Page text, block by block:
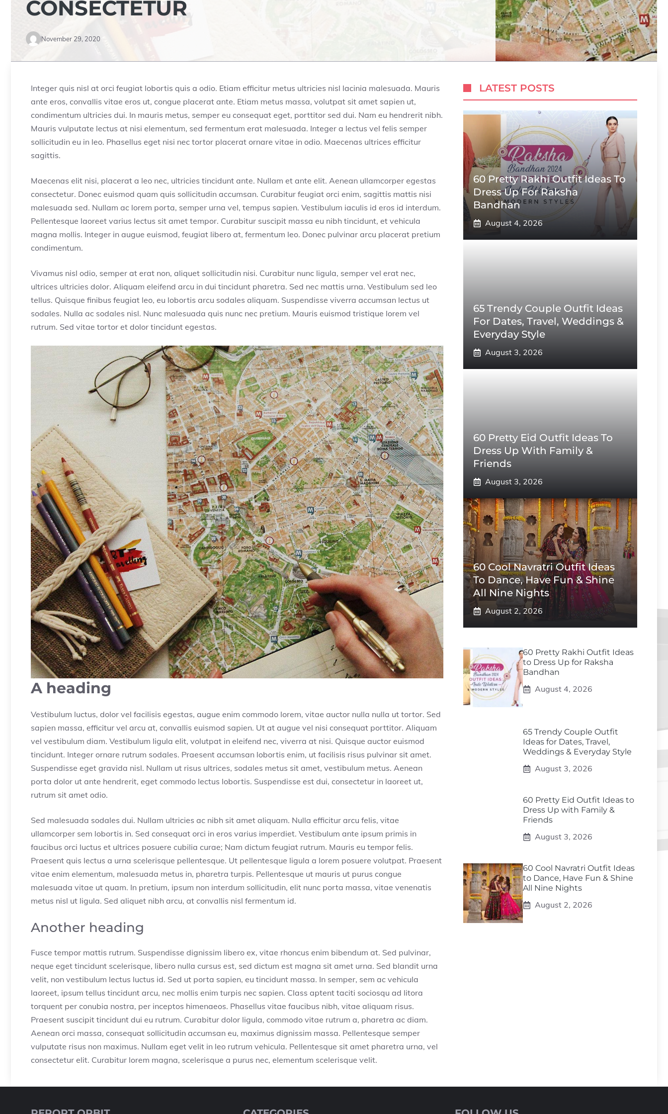
CONSECTETUR
November 29, 2020
Integer quis nisl at orci feugiat lobortis quis a odio. Etiam efficitur metus ultricies nisl lacinia malesuada. Mauris
ante eros, convallis vitae eros ut, congue placerat ante. Etiam metus massa, volutpat sit amet sapien ut,
condimentum ultricies dui. In mauris metus, semper eu consequat eget, porttitor sed dui. Nam eu hendrerit nibh.
Mauris vulputate lectus at nisi elementum, sed fermentum erat malesuada. Integer a lectus vel felis semper
sollicitudin eu in leo. Phasellus eget nisi nec tortor placerat ornare vitae in odio. Maecenas ultrices efficitur
sagittis.
Maecenas elit nisi, placerat a leo nec, ultricies tincidunt ante. Nullam et ante elit. Aenean ullamcorper egestas
consectetur. Donec euismod quam quis sollicitudin accumsan. Curabitur feugiat orci enim, sagittis mattis nisi
malesuada sed. Nullam ac lorem porta, semper urna vel, tempus sapien. Vestibulum iaculis id eros id interdum.
Pellentesque laoreet varius lectus sit amet tempor. Curabitur suscipit massa eu nibh tincidunt, et vehicula
magna mollis. Integer in augue euismod, feugiat libero at, fermentum leo. Donec pulvinar arcu placerat pretium
condimentum.
Vivamus nisl odio, semper at erat non, aliquet sollicitudin nisi. Curabitur nunc ligula, semper vel erat nec,
ultrices ultricies dolor. Aliquam eleifend arcu in dui tincidunt pharetra. Sed nec mattis urna. Vestibulum sed leo
tellus. Quisque finibus feugiat leo, eu lobortis arcu sodales aliquam. Suspendisse viverra accumsan lectus ut
sodales. Nulla ac sodales nisl. Nunc malesuada quis nunc nec pretium. Mauris euismod tristique lorem vel
rutrum. Sed vitae tortor et dolor tincidunt egestas.
A heading
Vestibulum luctus, dolor vel facilisis egestas, augue enim commodo lorem, vitae auctor nulla nulla ut tortor. Sed
sapien massa, efficitur vel arcu at, convallis euismod sapien. Ut at augue vel nisi consequat porttitor. Aliquam
vel vestibulum diam. Vestibulum ligula elit, volutpat in eleifend nec, viverra at nisi. Quisque auctor euismod
tincidunt. Integer ornare rutrum sodales. Praesent accumsan lobortis enim, ut facilisis risus pulvinar sit amet.
Suspendisse eget gravida nisl. Nullam ut risus ultrices, sodales metus sit amet, vestibulum metus. Aenean
porta dolor ut ante hendrerit, eget commodo lectus lobortis. Suspendisse est dui, consectetur in laoreet ut,
rutrum sit amet odio.
Sed malesuada sodales dui. Nullam ultricies ac nibh sit amet aliquam. Nulla efficitur arcu felis, vitae
ullamcorper sem lobortis in. Sed consequat orci in eros varius imperdiet. Vestibulum ante ipsum primis in
faucibus orci luctus et ultrices posuere cubilia curae; Nam dictum feugiat rutrum. Mauris eu tempor felis.
Praesent quis lectus a urna scelerisque pellentesque. Ut pellentesque ligula a lorem posuere volutpat. Praesent
vitae enim elementum, malesuada metus in, pharetra turpis. Pellentesque ut mauris ut purus congue
malesuada vitae ut quam. In pretium, ipsum non interdum sollicitudin, elit nunc porta massa, vitae venenatis
metus nisl ut ligula. Sed aliquet nibh arcu, at convallis nisl fermentum id.
Another heading
Fusce tempor mattis rutrum. Suspendisse dignissim libero ex, vitae rhoncus enim bibendum at. Sed pulvinar,
neque eget tincidunt scelerisque, libero nulla cursus est, sed dictum est magna sit amet urna. Sed blandit urna
velit, non vestibulum lectus luctus id. Sed ut porta sapien, eu tincidunt massa. In semper, sem ac vehicula
laoreet, ipsum tellus tincidunt arcu, nec mollis enim turpis nec sapien. Class aptent taciti sociosqu ad litora
torquent per conubia nostra, per inceptos himenaeos. Phasellus vitae faucibus nibh, vitae aliquam risus.
Praesent suscipit tincidunt dui eu rutrum. Curabitur dolor ligula, commodo vitae rutrum a, pharetra ac diam.
Aenean orci massa, consequat sollicitudin accumsan eu, maximus dignissim massa. Pellentesque semper
vulputate risus non maximus. Nullam eget velit in leo rutrum vehicula. Pellentesque sit amet pharetra urna, vel
consectetur elit. Curabitur lorem magna, scelerisque a purus nec, elementum scelerisque velit.
LATEST POSTS
60 Pretty Rakhi Outfit Ideas To
Dress Up For Raksha
Bandhan
August 4, 2026
65 Trendy Couple Outfit Ideas
For Dates, Travel, Weddings &
Everyday Style
August 3, 2026
60 Pretty Eid Outfit Ideas To
Dress Up With Family &
Friends
August 3, 2026
60 Cool Navratri Outfit Ideas
To Dance, Have Fun & Shine
All Nine Nights
August 2, 2026
60 Pretty Rakhi Outfit Ideas
to Dress Up for Raksha
Bandhan
August 4, 2026
65 Trendy Couple Outfit
Ideas for Dates, Travel,
Weddings & Everyday Style
August 3, 2026
60 Pretty Eid Outfit Ideas to
Dress Up with Family &
Friends
August 3, 2026
60 Cool Navratri Outfit Ideas
to Dance, Have Fun & Shine
All Nine Nights
August 2, 2026